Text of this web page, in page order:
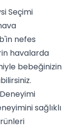
Seçimi
nefes
havalarda
bebeğinizin
sağlıklı